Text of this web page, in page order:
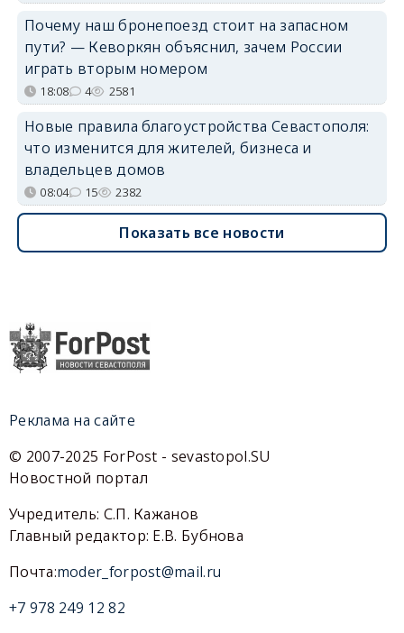
Почему наш бронепоезд стоит на запасном
пути? — Кеворкян объяснил, зачем России
играть вторым номером
18:08 4 2581
Новые правила благоустройства Севастополя:
что изменится для жителей, бизнеса и
владельцев домов
08:04 15 2382
Показать все новости
Реклама на сайте
© 2007-2025 ForPost - sevastopol.SU
Новостной портал
Учредитель: С.П. Кажанов
Главный редактор: Е.В. Бубнова
Почта:moder_forpost@mail.ru
+7 978 249 12 82